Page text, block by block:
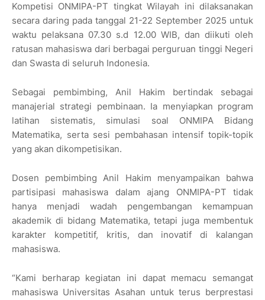
Kompetisi ONMIPA-PT tingkat Wilayah ini dilaksanakan
secara daring pada tanggal 21-22 September 2025 untuk
waktu pelaksana 07.30 s.d 12.00 WIB, dan diikuti oleh
ratusan mahasiswa dari berbagai perguruan tinggi Negeri
dan Swasta di seluruh Indonesia.
Sebagai pembimbing, Anil Hakim bertindak sebagai
manajerial strategi pembinaan. Ia menyiapkan program
latihan sistematis, simulasi soal ONMIPA Bidang
Matematika, serta sesi pembahasan intensif topik-topik
yang akan dikompetisikan.
Dosen pembimbing Anil Hakim menyampaikan bahwa
partisipasi mahasiswa dalam ajang ONMIPA-PT tidak
hanya menjadi wadah pengembangan kemampuan
akademik di bidang Matematika, tetapi juga membentuk
karakter kompetitif, kritis, dan inovatif di kalangan
mahasiswa.
“Kami berharap kegiatan ini dapat memacu semangat
mahasiswa Universitas Asahan untuk terus berprestasi